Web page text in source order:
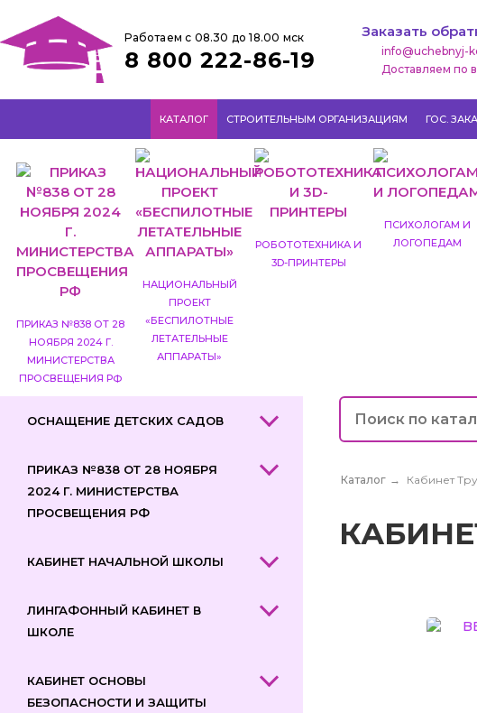
Работаем с 08.30 до 18.00 мск
8 800 222-86-19
Заказать
info@uchebnyj-
Доставляем по
КАТАЛОГ СТРОИТЕЛЬНЫМ ОРГАНИЗАЦИЯМ ГОС.
ПРИКАЗ №838 ОТ 28
НОЯБРЯ 2024 Г.
МИНИСТЕРСТВА
ПРОСВЕЩЕНИЯ РФ
НАЦИОНАЛЬНЫЙ
ПРОЕКТ
«БЕСПИЛОТНЫЕ
ЛЕТАТЕЛЬНЫЕ
АППАРАТЫ»
РОБОТОТЕХНИКА И
3D-ПРИНТЕРЫ
ПСИХОЛОГАМ И
ЛОГОПЕДАМ
ОСНАЩЕНИЕ ДЕТСКИХ САДОВ
ПРИКАЗ №838 ОТ 28 НОЯБРЯ
2024 Г. МИНИСТЕРСТВА
ПРОСВЕЩЕНИЯ РФ
КАБИНЕТ НАЧАЛЬНОЙ ШКОЛЫ
ЛИНГАФОННЫЙ КАБИНЕТ В
ШКОЛЕ
КАБИНЕТ ОСНОВЫ
БЕЗОПАСНОСТИ И ЗАЩИТЫ
Каталог → Кабинет